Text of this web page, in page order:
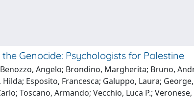
Genocide: Psychologists for Palestine
Angelo; Brondino, Margherita; Bruno,
Esposito, Francesca; Galuppo, Laura;
Toscano, Armando; Vecchio, Luca P.;